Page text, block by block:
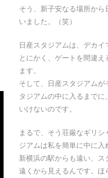
そう、新子安なる場所か
いました。（笑）
日産スタジアムは、デカイ
とにかく、ゲートを間違
ます。
そして、日産スタジアム
タジアムの中に入るまで
いけないのです。
まるで、そう荘厳なギリ
ジアムは私を簡単に中に入
新横浜の駅からも遠い、ス
遠くから見えるんです。ほ